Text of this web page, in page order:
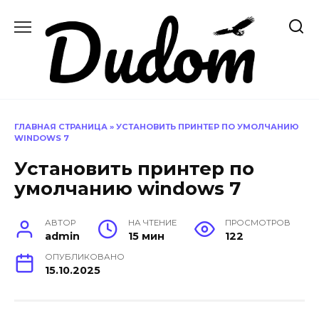
содержанию
ГЛАВНАЯ СТРАНИЦА » УСТАНОВИТЬ ПРИНТЕР ПО УМОЛЧАНИЮ
WINDOWS 7
Установить принтер по
умолчанию windows 7
АВТОР
admin
НА ЧТЕНИЕ
15 мин
ПРОСМОТРОВ
122
ОПУБЛИКОВАНО
15.10.2025